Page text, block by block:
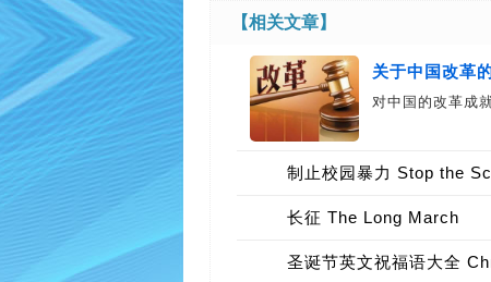
【相关文章】
关于中国改革
对中国的改革成
制止校园暴力 Stop the
长征 The Long March
圣诞节英文祝福语大全